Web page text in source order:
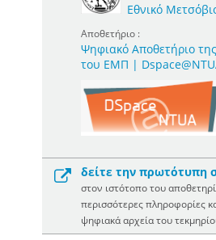
Εθνικό
Αποθετήριο :
Ψηφιακό Αποθετήριο
του ΕΜΠ |
δείτε την πρωτότυπη
στον ιστότοπο του
περισσότερες πληροφορίες
ψηφιακά αρχεία του